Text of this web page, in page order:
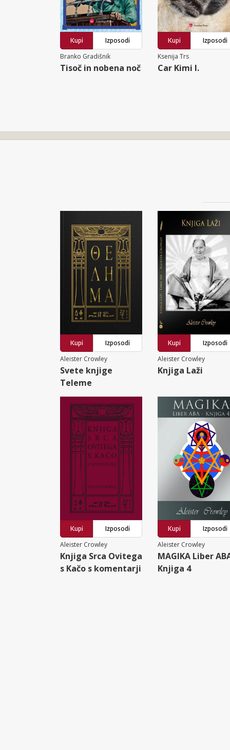
Kupi
Izposodi
Branko Gradišnik
Tisoč in nobena noč
Kupi
Izposodi
Ksenija Trs
Car Kimi I.
Kupi
Izposodi
Aleister Crowley
Svete knjige
Teleme
Kupi
Izposodi
Aleister Crowley
Knjiga Laži
Kupi
Izposodi
Aleister Crowley
Knjiga Srca Ovitega
s Kačo s komentarji
Kupi
Izposodi
Aleister Crowley
MAGIKA Liber
Knjiga 4